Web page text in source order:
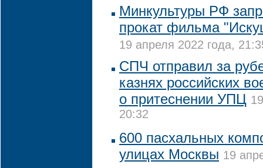
Минкультуры РФ
прокат фильма
19 апреля 2022 года,
СПЧ отправил за
казнях российских
о притеснении УПЦ
20:32
600 пасхальных
улицах Москвы 19